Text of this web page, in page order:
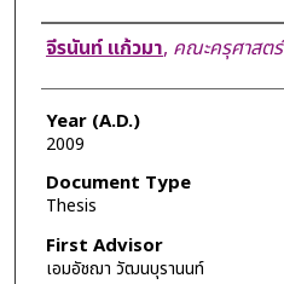
Author
จีรนันท์ แก้วมา, คณะครุศาสตร์
Year (A.D.)
2009
Document Type
Thesis
First Advisor
เอมอัชฌา วัฒนบุรานนท์